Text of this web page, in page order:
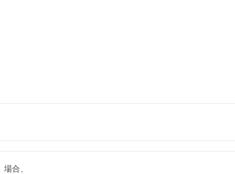
場合、